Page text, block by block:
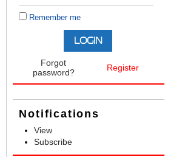
Remember me
Forgot
password?
Register
Notifications
View
Subscribe